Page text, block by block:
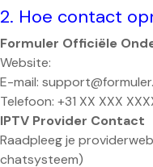
2. Hoe contact
Formuler Officiële
Website:
E-mail:
Telefoon: +31 XX XXX
IPTV Provider Contact
Raadpleeg je
chatsysteem)